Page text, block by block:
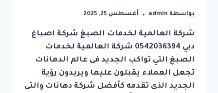
بواسطة admin أغسطس 25, 2025
شركة العالمية لخدمات الصبغ شركة اصباغ
دبي 0542036394 شركة العالمية لخدمات
الصبغ التي تواكب الجديد فى عالم الدهانات
تجعل العملاء يقبلون عليها ويريدون رؤية
الجديد الذى تقدمه كأفضل شركة دهانات والتى